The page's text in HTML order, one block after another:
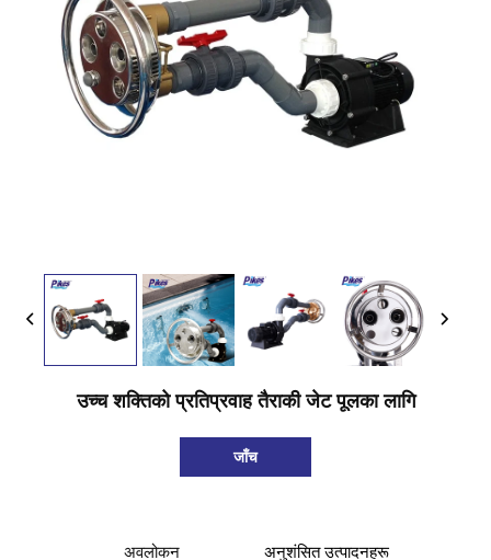
उच्च शक्तिको प्रतिप्रवाह तैराकी जेट पूलका लागि
जाँच
अवलोकन अनुशंसित उत्पादनहरू